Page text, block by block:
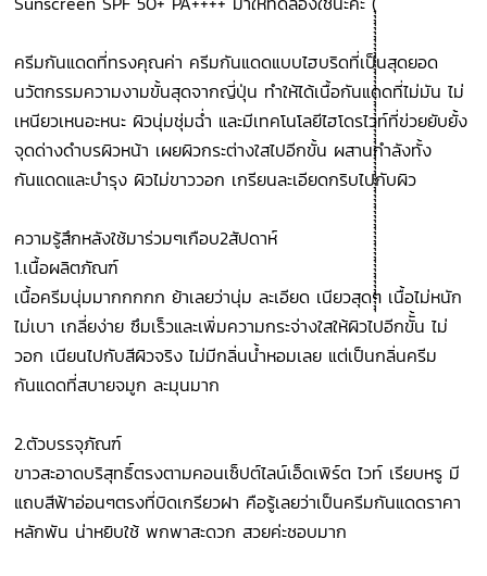
ครีมกันแดดที่ทรงคุณค่า ครีมกันแดดแบบไฮบริดที่เป็นสุดยอด
นวัตกรรมความงามขั้นสุดจากญี่ปุ่น ทำให้ได้เนื้อกันแดดที่ไม่มัน ไม่
เหนียวเหนอะหนะ ผิวนุ่มชุ่มฉ่ำ และมีเทคโนโลยีไฮโดรไวท์ที่ข่วยยับยั้ง
จุดด่างดำบรผิวหน้า เผยผิวกระต่างใสไปอีกขั้น ผสานกำลังทั้ง
กันแดดและบำรุง ผิวไม่ขาววอก เกรียนละเอียดกริบไปกับผิว
ความรู้สึกหลังใช้มาร่วมๆเกือบ2สัปดาห์
1.เนื้อผลิตภัณฑ์
เนื้อครีมนุ่มมากกกกก ย้าเลยว่านุ่ม ละเอียด เนียวสุดๆ เนื้อไม่หนัก
ไม่เบา เกลี่ยง่าย ซึมเร็วและเพิ่มความกระจ่างใสให้ผิวไปอีกขัั้น ไม่
วอก เนียนไปกับสีผิวจริง ไม่มีกลิ่นน้ำหอมเลย แต่เป็นกลิ่นครีม
กันแดดที่สบายจมูก ละมุนมาก
2.ตัวบรรจุภัณฑ์
ขาวสะอาดบริสุทธิ์ตรงตามคอนเซ็ปต์ไลน์เอ็ดเพิร์ต ไวท์ เรียบหรู มี
แถบสีฟ้าอ่อนๆตรงที่บิดเกรียวฝา คือรู้เลยว่าเป็นครีมกันแดดราคา
หลักพัน น่าหยิบใช้ พกพาสะดวก สวยค่ะชอบมาก